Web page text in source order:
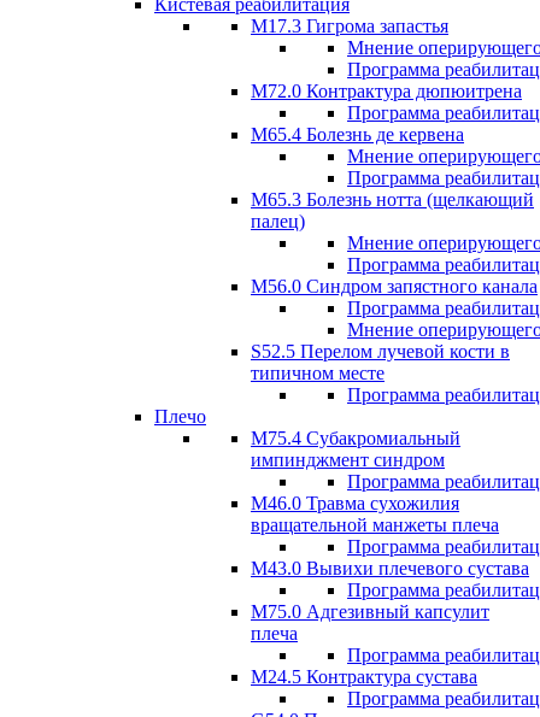
Кистевая реабилитация
M17.3 Гигрома запастья
Мнение
Программа
М72.0 Контрактура дюпюитрена
Программа
M65.4 Болезнь де кервена
Мнение
Программа
М65.3 Болезнь нотта (щелкающий
палец)
Мнение
Программа
M56.0 Синдром запястного канала
Программа
Мнение
S52.5 Перелом лучевой кости в
типичном месте
Программа
Плечо
М75.4 Субакромиальный
импинджмент синдром
Программа
М46.0 Травма сухожилия
вращательной манжеты плеча
Программа
M43.0 Вывихи плечевого сустава
Программа
М75.0 Адгезивный капсулит
плеча
Программа
M24.5 Контрактура сустава
Программа